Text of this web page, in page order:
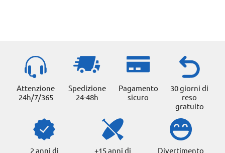
Attenzione
24h/7/365
Spedizione
24-48h
Pagamento
sicuro
30 giorni di
reso
gratuito
2 anni di
+15 anni di
Divertimento